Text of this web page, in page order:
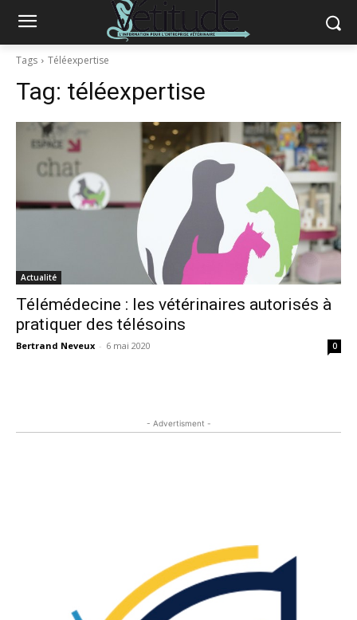
Tags Téléexpertise
Tag: téléexpertise
Actualité
Télémédecine : les vétérinaires autorisés à
pratiquer des télésoins
Bertrand Neveux - 6 mai 2020 0
- Advertisment -